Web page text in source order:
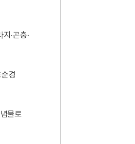
·곤충·
경
물로